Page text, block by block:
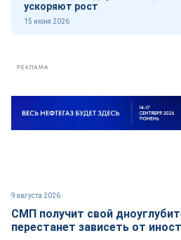
ускоряют рост
15 июня 2026
РЕКЛАМА
9 августа 2026
СМП получит свой
перестанет зависеть от